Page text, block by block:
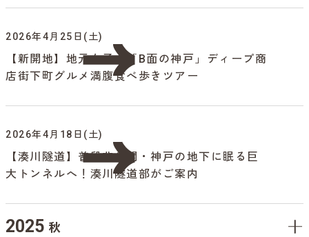
2026年4月25日(土)
【新開地】地元女子と「B面の神戸」ディープ商
店街下町グルメ満腹食べ歩きツアー
2026年4月18日(土)
【湊川隧道】普段非公開・神戸の地下に眠る巨
大トンネルへ！湊川隧道部がご案内
2025 秋